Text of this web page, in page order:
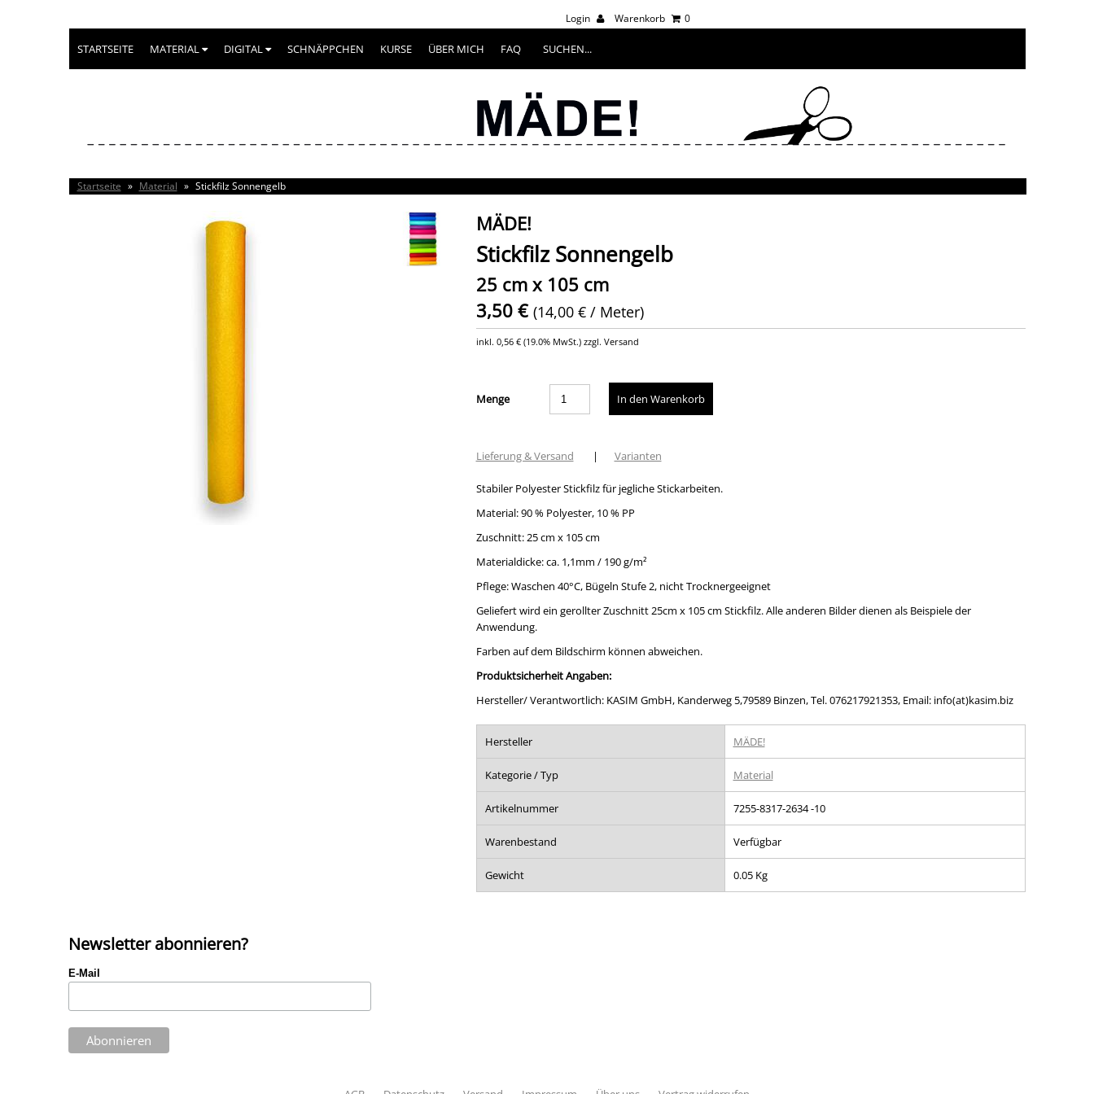
Login Warenkorb 0
STARTSEITE MATERIAL DIGITAL SCHNÄPPCHEN KURSE ÜBER MICH FAQ
Startseite » Material » Stickfilz Sonnengelb
MÄDE!
Stickfilz Sonnengelb
25 cm x 105 cm
3,50 € (14,00 € / Meter)
inkl. 0,56 €(19.0% MwSt.) zzgl. Versand
Menge
Lieferung & Versand | Varianten
Stabiler Polyester Stickfilz für jegliche Stickarbeiten.
Material: 90 % Polyester, 10 % PP
Zuschnitt: 25 cm x 105 cm
Materialdicke: ca. 1,1mm / 190 g/m²
Pflege: Waschen 40°C, Bügeln Stufe 2, nicht Trocknergeeignet
Geliefert wird ein gerollter Zuschnitt 25cm x 105 cm Stickfilz. Alle anderen Bilder dienen als Beispiele der
Anwendung.
Farben auf dem Bildschirm können abweichen.
Produktsicherheit Angaben:
Hersteller/ Verantwortlich: KASIM GmbH, Kanderweg 5,79589 Binzen, Tel. 076217921353, Email: info(at)kasim.biz
Hersteller MÄDE!
Kategorie / Typ Material
Artikelnummer 7255-8317-2634 -10
Warenbestand Verfügbar
Gewicht 0.05 Kg
Newsletter abonnieren?
E-Mail